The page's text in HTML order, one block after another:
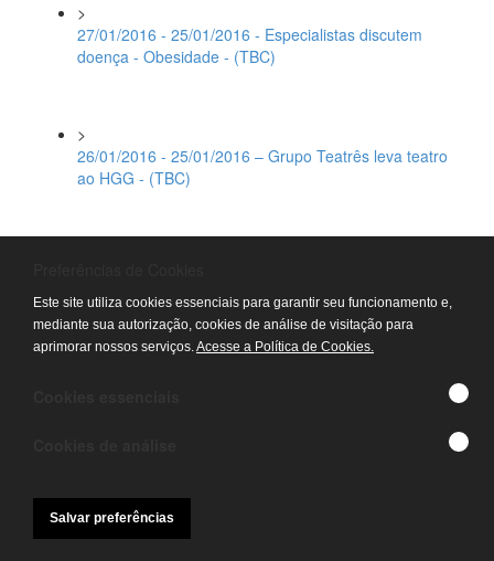
>
27/01/2016 - 25/01/2016 - Especialistas discutem
doença - Obesidade - (TBC)
>
26/01/2016 - 25/01/2016 – Grupo Teatrês leva teatro
ao HGG - (TBC)
transforma em teatro - (TV Serra Dourada)
>
15/01/2016 - 14/01/2016 – Atendente consegue
tratamento no HGG - (TV Serra Dourada)
Este site utiliza cookies essenciais para garantir seu funcionamento e,
mediante sua autorização, cookies de análise de visitação para
aprimorar nossos serviços.Acesse a Política de Cookies.
Salvar preferências